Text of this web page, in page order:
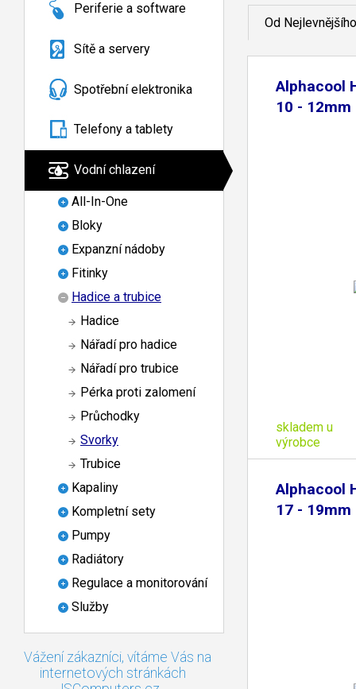
Periferie a software
Sítě a servery
Spotřební elektronika
Telefony a tablety
Vodní chlazení
All-In-One
Bloky
Expanzní nádoby
Fitinky
Hadice a trubice
Hadice
Nářadí pro hadice
Nářadí pro trubice
Pérka proti zalomení
Průchodky
Svorky
Trubice
Kapaliny
Kompletní sety
Pumpy
Radiátory
Regulace a monitorování
Služby
Vážení zákazníci, vítáme Vás na
internetových stránkách
Od Nejlevnějšího
Alphacool
10 - 12mm
skladem u
výrobce
Alphacool
17 - 19mm